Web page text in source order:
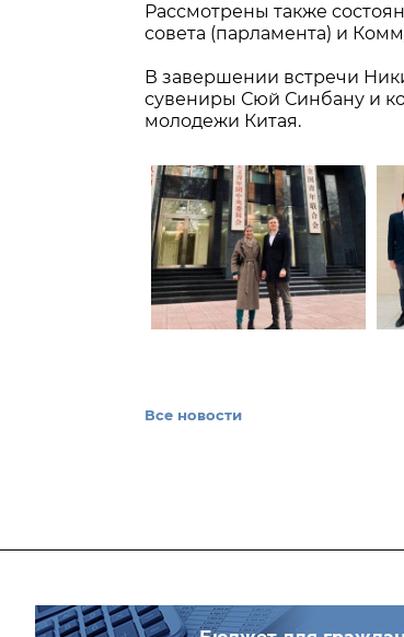
Рассмотрены также
совета (парламента) и
В завершении встречи
сувениры Сюй Синбану и
молодежи Китая.
Все новости